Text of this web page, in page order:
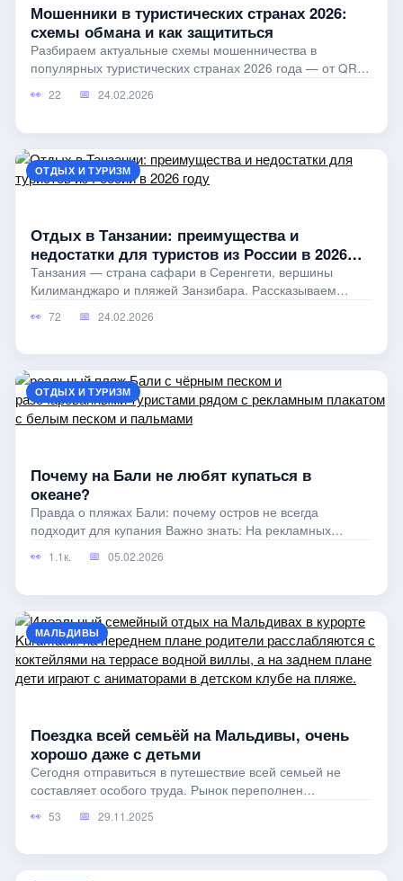
Мошенники в туристических странах 2026:
схемы обмана и как защититься
22 24.02.2026
Разбираем актуальные схемы мошенничества в
популярных туристических странах 2026 года — от QR-
ОТДЫХ И ТУРИЗМ
Отдых в Танзании: преимущества и
недостатки для туристов из России в 2026
году
72 24.02.2026
Танзания — страна сафари в Серенгети, вершины
Килиманджаро и пляжей Занзибара. Рассказываем
ОТДЫХ И ТУРИЗМ
Почему на Бали не любят купаться в
океане?
1.1к. 05.02.2026
Правда о пляжах Бали: почему остров не всегда
подходит для купания Важно знать: На рекламных
МАЛЬДИВЫ
Поездка всей семьёй на Мальдивы, очень
хорошо даже с детьми
53 29.11.2025
Сегодня отправиться в путешествие всей семьей не
составляет особого труда. Рынок переполнен